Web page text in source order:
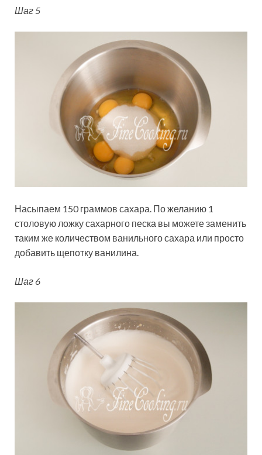
Шаг 5
Насыпаем 150 граммов сахара. По желанию 1
столовую ложку сахарного песка вы можете заменить
таким же количеством ванильного сахара или просто
добавить щепотку ванилина.
Шаг 6